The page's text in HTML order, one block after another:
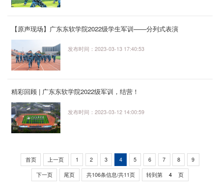
【原声现场】广东东软学院2022级学生军训——分列式表演
发布时间：2023-03-13 17:40:53
精彩回顾 | 广东东软学院2022级军训，结营！
发布时间：2023-03-12 14:00:59
首页 上一页 1 2 3 4 5 6 7 8 9
下一页 尾页 共106条信息/共11页 转到第 页